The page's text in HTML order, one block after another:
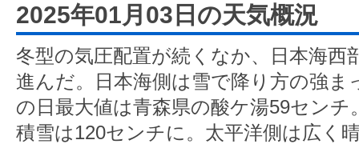
2025年01月03日の天気概況
冬型の気圧配置が続くなか、日本海西
進んだ。日本海側は雪で降り方の強ま
の日最大値は青森県の酸ケ湯59セン
積雪は120センチに。太平洋側は広く